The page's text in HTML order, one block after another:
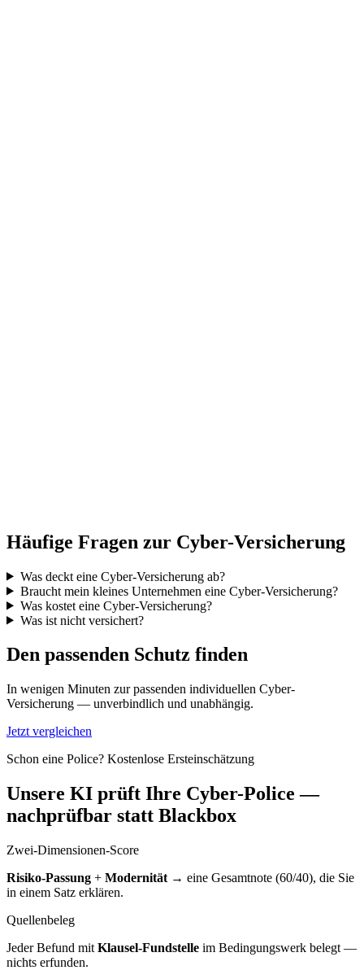
Häufige Fragen zur Cyber-Versicherung
Was deckt eine Cyber-Versicherung ab?
Braucht mein kleines Unternehmen eine Cyber-Versicherung?
Was kostet eine Cyber-Versicherung?
Was ist nicht versichert?
Den passenden Schutz finden
In wenigen Minuten zur passenden individuellen Cyber-
Versicherung — unverbindlich und unabhängig.
Jetzt vergleichen
Schon eine Police? Kostenlose Ersteinschätzung
Unsere KI prüft Ihre Cyber-Police —
nachprüfbar statt Blackbox
Zwei-Dimensionen-Score
Risiko-Passung + Modernität → eine Gesamtnote (60/40), die Sie
in einem Satz erklären.
Quellenbeleg
Jeder Befund mit Klausel-Fundstelle im Bedingungswerk belegt —
nichts erfunden.